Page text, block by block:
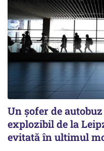
Un șofer de
explozibil de la
evitată în ultimul